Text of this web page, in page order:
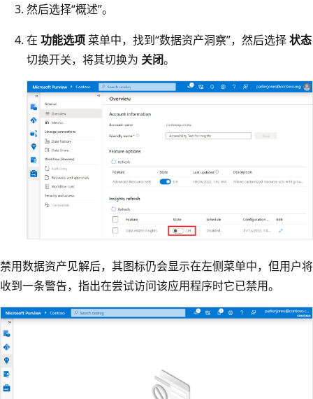
然后选择“概述”。
在 功能选项 菜单中，找到“数据资产洞察”，然后选择状态
切换开关，将其切换为 关闭。
禁用数据资产见解后，其图标仍会显示在左侧菜单中，但用户将
收到一条警告，指出在尝试访问该应用程序时它已禁用。